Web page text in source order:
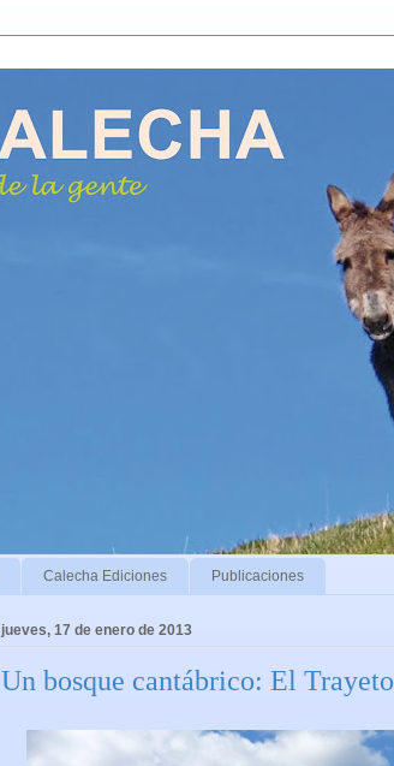
Calecha Ediciones Publicaciones
jueves, 17 de enero de 2013
Un bosque cantábrico: El Trayeto